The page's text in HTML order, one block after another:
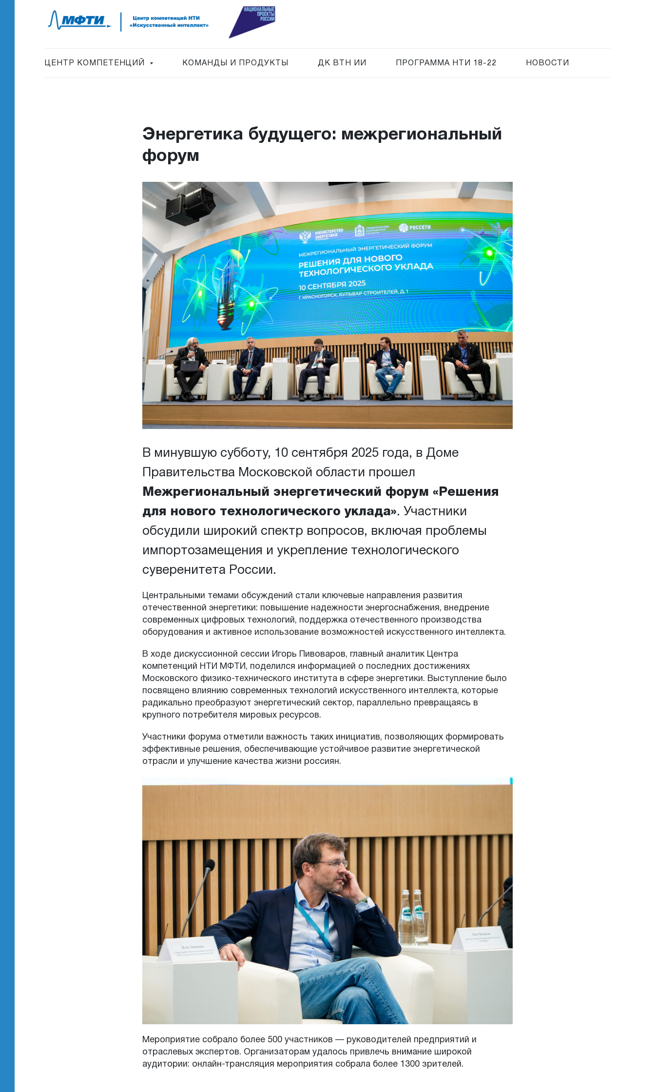
ЦЕНТР КОМПЕТЕНЦИЙ КОМАНДЫ И ПРОДУКТЫ ДК ВТН ИИ ПРОГРАММА НТИ 18-22 НОВОСТИ
Энергетика будущего: межрегиональный
форум
В минувшую субботу, 10 сентября 2025 года, в Доме
Правительства Московской области прошел
Межрегиональный энергетический форум «Решения
для нового технологического уклада». Участники
обсудили широкий спектр вопросов, включая проблемы
импортозамещения и укрепление технологического
суверенитета России.
Центральными темами обсуждений стали ключевые направления развития
отечественной энергетики: повышение надежности энергоснабжения, внедрение
современных цифровых технологий, поддержка отечественного производства
оборудования и активное использование возможностей искусственного интеллекта.
В ходе дискуссионной сессии Игорь Пивоваров, главный аналитик Центра
компетенций НТИ МФТИ, поделился информацией о последних достижениях
Московского физико-технического института в сфере энергетики. Выступление было
посвящено влиянию современных технологий искусственного интеллекта, которые
радикально преобразуют энергетический сектор, параллельно превращаясь в
крупного потребителя мировых ресурсов.
Участники форума отметили важность таких инициатив, позволяющих формировать
эффективные решения, обеспечивающие устойчивое развитие энергетической
отрасли и улучшение качества жизни россиян.
Мероприятие собрало более 500 участников — руководителей предприятий и
отраслевых экспертов. Организаторам удалось привлечь внимание широкой
аудитории: онлайн-трансляция мероприятия собрала более 1300 зрителей.